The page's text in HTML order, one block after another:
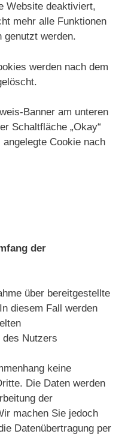
Website deaktiviert,
mehr alle Funktionen
genutzt werden.
werden nach dem
Banner am unteren
Schaltfläche „Okay“
Cookie nach
der
über bereitgestellte
diesem Fall werden
des Nutzers
keine
Die Daten werden
der
machen Sie jedoch
Datenübertragung per